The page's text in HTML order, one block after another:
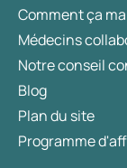
Comment ça
Médecins
Notre conseil
Blog
Plan du site
Programme